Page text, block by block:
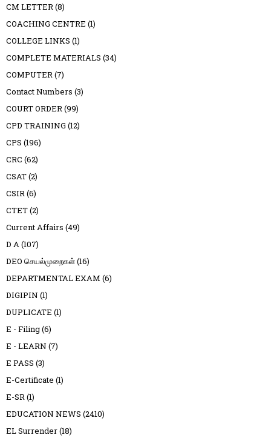
CM LETTER(8)
COACHING CENTRE (1)
COLLEGE LINKS (1)
COMPLETE MATERIALS (34)
COMPUTER(7)
Contact Numbers (3)
COURT ORDER(99)
CPD TRAINING (12)
CPS (196)
CRC (62)
CSAT(2)
CSIR(6)
CTET(2)
Current Affairs (49)
D A(107)
DEO செயல்முறைகள்(16)
DEPARTMENTAL EXAM (6)
DIGIPIN (1)
DUPLICATE (1)
E - Filing(6)
E - LEARN (7)
E PASS (3)
E-Certificate (1)
E-SR(1)
EDUCATION NEWS (2410)
EL Surrender(18)